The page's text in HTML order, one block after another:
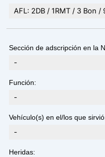
AFL: 2DB / 1RMT / 3 Bon /
Sección de adscripción en la
-
Función:
-
Vehículo(s) en el/los que
-
Heridas: